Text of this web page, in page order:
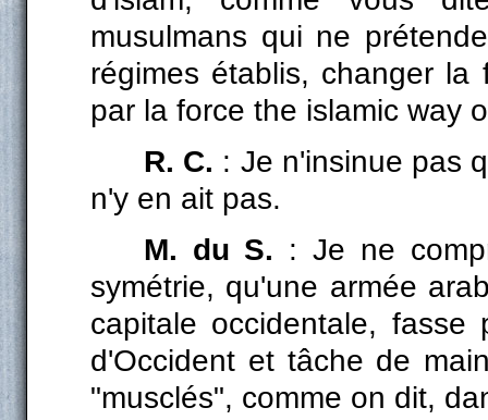
musulmans qui ne
régimes établis, changer la
par la force the islamic way
R. C. : Je n'insinue pas
n'y en ait pas.
M. du S. : Je ne
symétrie, qu'une armée
capitale occidentale,
d'Occident et tâche de
"musclés", comme on dit,